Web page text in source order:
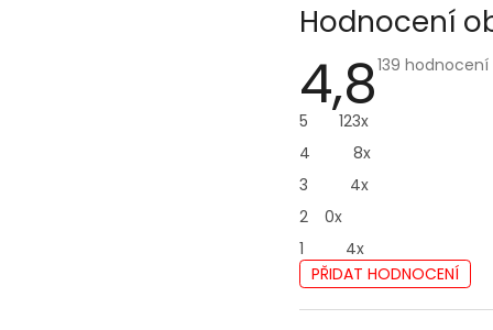
Hodnocení
4,8Průměrné
139 hodnocení
5
123x
4
8x
3
4x
2
0x
1
4x
PŘIDAT HODNOCENÍ